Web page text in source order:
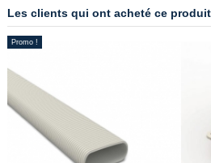
Les clients qui ont acheté ce
Promo !